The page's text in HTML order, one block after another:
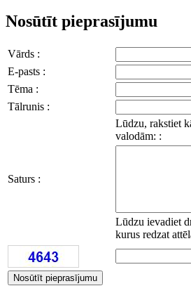
Nosūtīt pieprasījumu
Vārds :
E-pasts :
Tēma :
Tālrunis :
Lūdzu, rakstiet
valodām: :
Saturs :
Lūdzu ievadiet
kurus redzat